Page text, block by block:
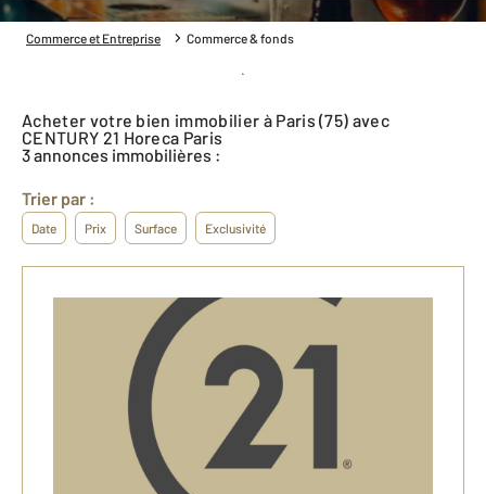
Commerce et Entreprise Commerce & fonds
Créer une alerte
Acheter votre bien immobilier à Paris (75) avec
CENTURY 21 Horeca Paris
3 annonces immobilières :
Trier par :
Date Prix Surface Exclusivité